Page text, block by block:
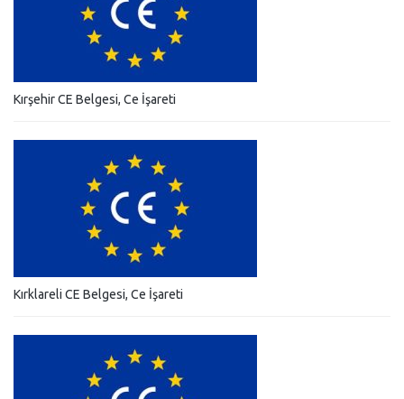
Kırşehir CE Belgesi, Ce İşareti
Kırklareli CE Belgesi, Ce İşareti